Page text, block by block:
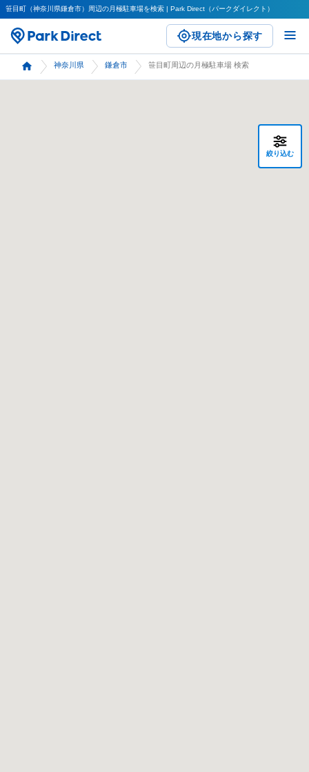
笹目町（神奈川県鎌倉市）周辺の月極駐車場を検索 | Park Direct（パークダイレクト）
現在地から探す
神奈川県 鎌倉市 笹目町周辺の月極駐車場 検索
絞り込む